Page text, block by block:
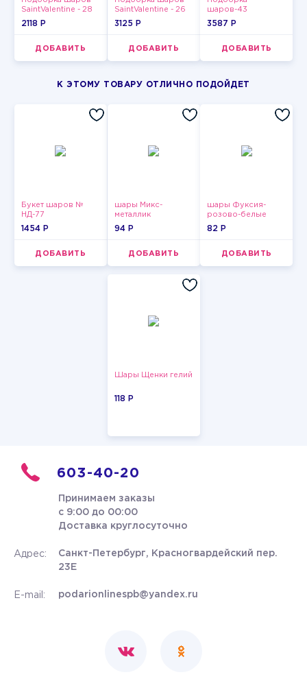
SaintValentine - 28
2118 P
ДОБАВИТЬ
SaintValentine - 26
3125 P
ДОБАВИТЬ
шаров-43
3587 P
ДОБАВИТЬ
К ЭТОМУ ТОВАРУ ОТЛИЧНО ПОДОЙДЕТ
Букет шаров №
НД-77
1454 P
ДОБАВИТЬ
шары Микс-
металлик
94 P
ДОБАВИТЬ
шары Фуксия-
розово-белые
пастельные
82 P
ДОБАВИТЬ
Шары Щенки гелий
118 P
603-40-20
Принимаем заказы
с 9:00 до 00:00
Доставка круглосуточно
Адрес:
Санкт-Петербург, Красногвардейский пер.
23Е
E-mail: podarionlinespb@yandex.ru